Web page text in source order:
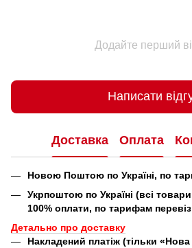
Додайте перший
Написати
Доставка Оплата
Новою Поштою по Україні, по
Укрпоштою по Україні (всі
100% оплати, по тарифам
Детально про доставку
Накладений платіж (тільки